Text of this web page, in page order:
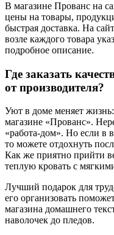
В магазине Прованс на
цены на товары,
быстрая доставка. На
возле каждого товара
подробное описание.
Где заказать
от производителя?
Уют в доме меняет
магазине «Прованс».
«работа-дом». Но если в
то можете отдохнуть
Как же приятно прийти
теплую кровать с
Лучший подарок для
его организовать
магазина домашнего
наволочек до пледов.